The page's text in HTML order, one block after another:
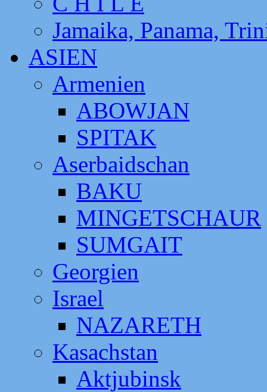
Jamaika, Panama,
ASIEN
Armenien
ABOWJAN
SPITAK
Aserbaidschan
BAKU
MINGETSCHAUR
SUMGAIT
Georgien
Israel
NAZARETH
Kasachstan
Aktjubinsk